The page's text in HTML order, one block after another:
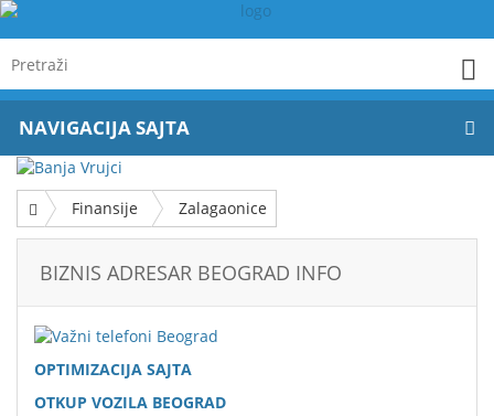
NAVIGACIJA SAJTA
Finansije Zalagaonice
BIZNIS ADRESAR BEOGRAD INFO
OPTIMIZACIJA SAJTA
OTKUP VOZILA BEOGRAD